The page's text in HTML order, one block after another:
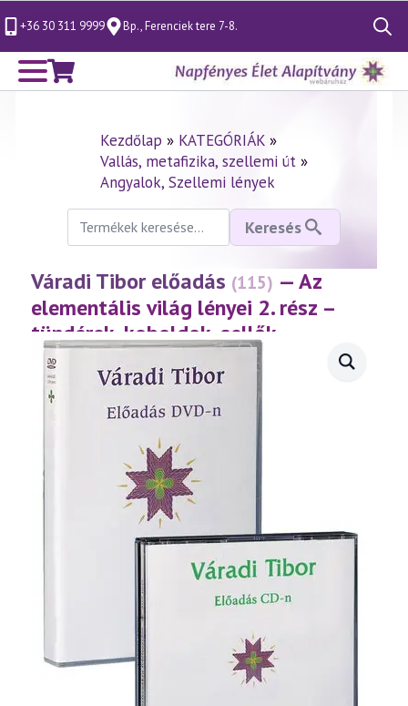
+36 30 311 9999 Bp., Ferenciek tere 7-8.
Search
for:
Kezdőlap » KATEGÓRIÁK»
Vallás, metafizika, szellemi út»
Angyalok, Szellemi lények
Keresés
következőre:
Keresés
Váradi Tibor előadás (115) — Az
elementális világ lényei 2. rész –
tündérek, koboldok, sellők
(1999.10.17.)